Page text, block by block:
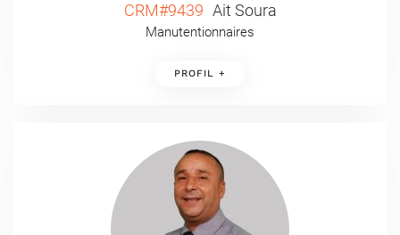
CRM#9439 Ait Soura
Manutentionnaires
PROFIL +